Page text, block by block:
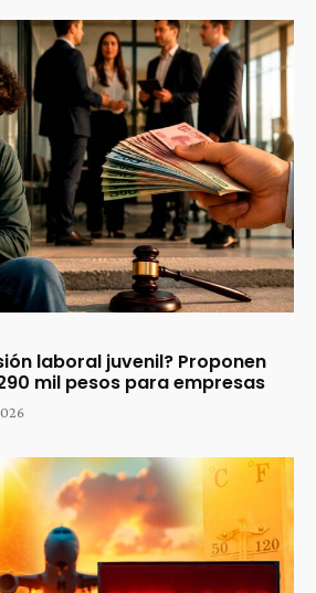
laboral juvenil? Proponen
mil pesos para empresas